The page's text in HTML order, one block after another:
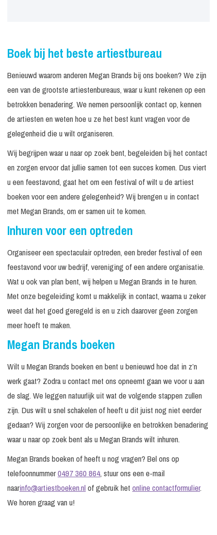
Boek bij het beste artiestbureau
Benieuwd waarom anderen Megan Brands bij ons boeken? We zijn
een van de grootste artiestenbureaus, waar u kunt rekenen op een
betrokken benadering. We nemen persoonlijk contact op, kennen
de artiesten en weten hoe u ze het best kunt vragen voor de
gelegenheid die u wilt organiseren.
Wij begrijpen waar u naar op zoek bent, begeleiden bij het contact
en zorgen ervoor dat jullie samen tot een succes komen. Dus viert
u een feestavond, gaat het om een festival of wilt u de artiest
boeken voor een andere gelegenheid? Wij brengen u in contact
met Megan Brands, om er samen uit te komen.
Inhuren voor een optreden
Organiseer een spectaculair optreden, een breder festival of een
feestavond voor uw bedrijf, vereniging of een andere organisatie.
Wat u ook van plan bent, wij helpen u Megan Brands in te huren.
Met onze begeleiding komt u makkelijk in contact, waarna u zeker
weet dat het goed geregeld is en u zich daarover geen zorgen
meer hoeft te maken.
Megan Brands boeken
Wilt u Megan Brands boeken en bent u benieuwd hoe dat in z’n
werk gaat? Zodra u contact met ons opneemt gaan we voor u aan
de slag. We leggen natuurlijk uit wat de volgende stappen zullen
zijn. Dus wilt u snel schakelen of heeft u dit juist nog niet eerder
gedaan? Wij zorgen voor de persoonlijke en betrokken benadering
waar u naar op zoek bent als u Megan Brands wilt inhuren.
Megan Brands boeken of heeft u nog vragen? Bel ons op
telefoonnummer0497 360 864, stuur ons een e-mail
naarinfo@artiestboeken.nlof gebruik het online contactformulier.
We horen graag van u!